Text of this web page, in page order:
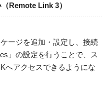
Remote Link 3）
ージを追加・設定し、接続
」の設定を行うことで、ス
へアクセスできるようにな